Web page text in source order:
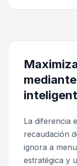
La diferencia
recaudación
ignora a
estratégica y